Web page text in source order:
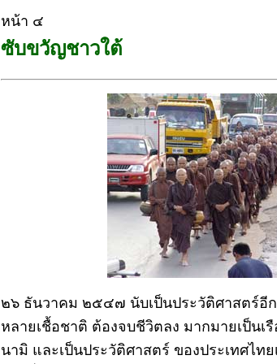
หน้า ๔
ซับขวัญชาวใต้
๒๖ ธันวาคม ๒๕๔๗ นับเป็นประวัติศาสตร์อี
หลายเชื้อชาติ ต้องจบชีวิตลง มากมายเป็น
นามิ และเป็นประวัติศาสตร์ ของประเทศไ